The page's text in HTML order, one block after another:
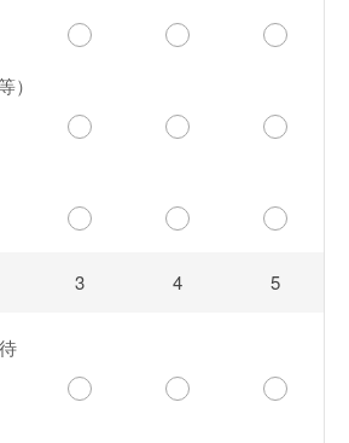
）
3 4 5